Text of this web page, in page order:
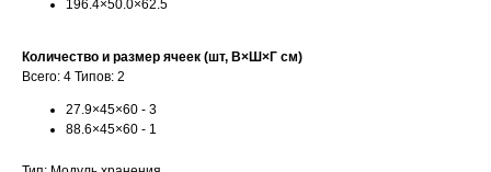
196.4×50.0×62.5
Количество и размер ячеек (шт, В×Ш×Г см)
Всего: 4 Типов: 2
27.9×45×60 - 3
88.6×45×60 - 1